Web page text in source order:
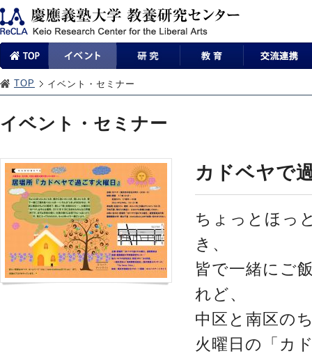
TOP イベント・セミナー
イベント・セミナー
カドベヤで
ちょっとほっ
き、
皆で一緒にご
れど、
中区と南区の
火曜日の「カ